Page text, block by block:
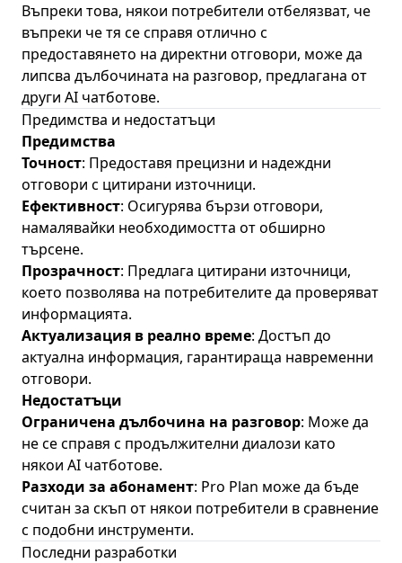
Въпреки това, някои потребители отбелязват, че
въпреки че тя се справя отлично с
предоставянето на директни отговори, може да
липсва дълбочината на разговор, предлагана от
други AI чатботове.
Предимства и недостатъци
Предимства
Точност: Предоставя прецизни и надеждни
отговори с цитирани източници.
Ефективност: Осигурява бързи отговори,
намалявайки необходимостта от обширно
търсене.
Прозрачност: Предлага цитирани източници,
което позволява на потребителите да проверяват
информацията.
Актуализация в реално време: Достъп до
актуална информация, гарантираща навременни
отговори.
Недостатъци
Ограничена дълбочина на разговор: Може да
не се справя с продължителни диалози като
някои AI чатботове.
Разходи за абонамент: Pro Plan може да бъде
считан за скъп от някои потребители в сравнение
с подобни инструменти.
Последни разработки